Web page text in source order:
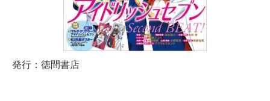
発行：徳間書店